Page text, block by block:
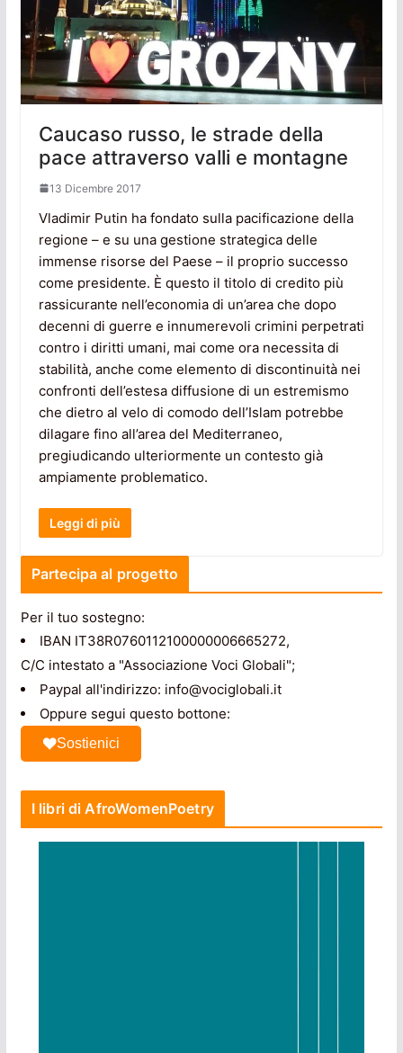
Caucaso russo, le strade della
pace attraverso valli e montagne
13 Dicembre 2017
Vladimir Putin ha fondato sulla pacificazione della
regione – e su una gestione strategica delle
immense risorse del Paese – il proprio successo
come presidente. È questo il titolo di credito più
rassicurante nell’economia di un’area che dopo
decenni di guerre e innumerevoli crimini perpetrati
contro i diritti umani, mai come ora necessita di
stabilità, anche come elemento di discontinuità nei
confronti dell’estesa diffusione di un estremismo
che dietro al velo di comodo dell’Islam potrebbe
dilagare fino all’area del Mediterraneo,
pregiudicando ulteriormente un contesto già
ampiamente problematico.
Leggi di più
Partecipa al progetto
Per il tuo sostegno:
IBAN IT38R0760112100000006665272,
C/C intestato a "Associazione Voci Globali";
Paypal all'indirizzo: info@vociglobali.it
Oppure segui questo bottone:
Sostienici
I libri di AfroWomenPoetry